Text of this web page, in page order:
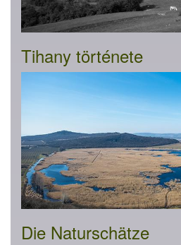
Tihany története
Die Naturschätze